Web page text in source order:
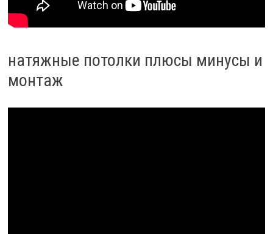
натяжные потолки плюсы минусы и
монтаж